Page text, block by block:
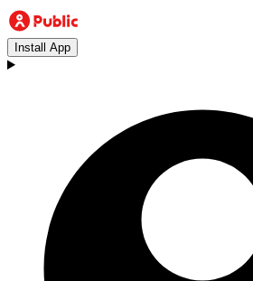
Install App